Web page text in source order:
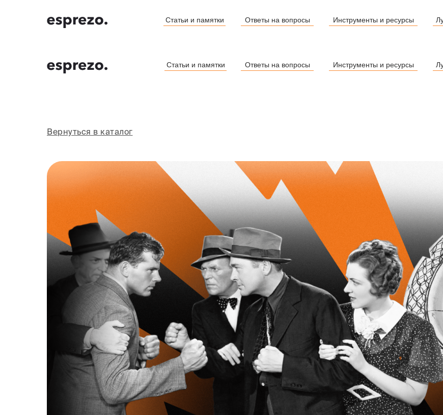
Статьи и памятки Ответы на вопросы Инструменты и ресурсы
Статьи и памятки Ответы на вопросы Инструменты и ресурсы
Вернуться в каталог